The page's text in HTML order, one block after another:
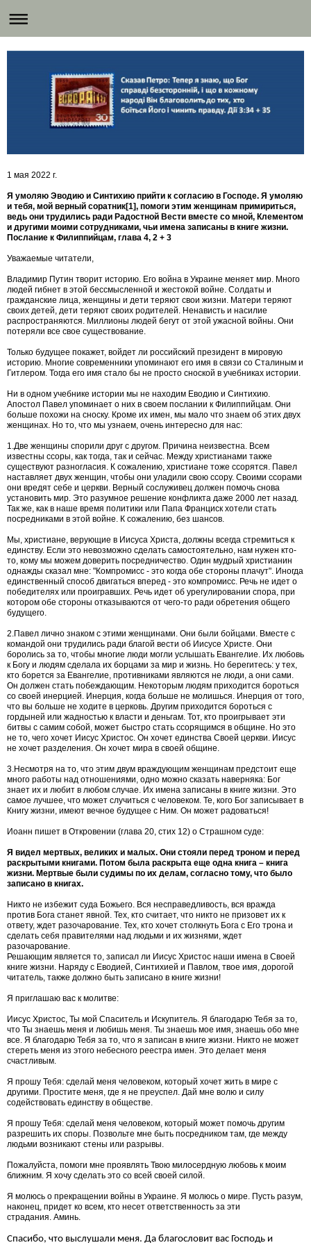
1 мая 2022 г.
Я умоляю Эводию и Синтихию прийти к согласию в Господе. Я умоляю
и тебя, мой верный соратник[1], помоги этим женщинам примириться,
ведь они трудились ради Радостной Вести вместе со мной, Клементом
и другими моими сотрудниками, чьи имена записаны в книге жизни.
Послание к Филиппийцам, глава 4, 2 + 3
Уважаемые читатели,
Владимир Путин творит историю. Его война в Украине меняет мир. Много
людей гибнет в этой бессмысленной и жестокой войне. Солдаты и
гражданские лица, женщины и дети теряют свои жизни. Матери теряют
своих детей, дети теряют своих родителей. Ненависть и насилие
распространяются. Миллионы людей бегут от этой ужасной войны. Они
потеряли все свое существование.
Только будущее покажет, войдет ли российский президент в мировую
историю. Многие современники упоминают его имя в связи со Сталиным и
Гитлером. Тогда его имя стало бы не просто сноской в учебниках истории.
Ни в одном учебнике истории мы не находим Еводию и Синтихию.
Апостол Павел упоминает о них в своем послании к Филиппийцам. Они
больше похожи на сноску. Кроме их имен, мы мало что знаем об этих двух
женщинах. Но то, что мы узнаем, очень интересно для нас:
1.Две женщины спорили друг с другом. Причина неизвестна. Всем
известны ссоры, как тогда, так и сейчас. Между христианами также
существуют разногласия. К сожалению, христиане тоже ссорятся. Павел
наставляет двух женщин, чтобы они уладили свою ссору. Своими ссорами
они вредят себе и церкви. Верный сослуживец должен помочь снова
установить мир. Это разумное решение конфликта даже 2000 лет назад.
Так же, как в наше время политики или Папа Франциск хотели стать
посредниками в этой войне. К сожалению, без шансов.
Мы, христиане, верующие в Иисуса Христа, должны всегда стремиться к
единству. Если это невозможно сделать самостоятельно, нам нужен кто-
то, кому мы можем доверить посредничество. Один мудрый христианин
однажды сказал мне: "Компромисс - это когда обе стороны плачут". Иногда
единственный способ двигаться вперед - это компромисс. Речь не идет о
победителях или проигравших. Речь идет об урегулировании спора, при
котором обе стороны отказываются от чего-то ради обретения общего
будущего.
2.Павел лично знаком с этими женщинами. Они были бойцами. Вместе с
командой они трудились ради благой вести об Иисусе Христе. Они
боролись за то, чтобы многие люди могли услышать Евангелие. Их любовь
к Богу и людям сделала их борцами за мир и жизнь. Но берегитесь: у тех,
кто борется за Евангелие, противниками являются не люди, а они сами.
Он должен стать побеждающим. Некоторым людям приходится бороться
со своей инерцией. Инерция, когда больше не молишься. Инерция от того,
что вы больше не ходите в церковь. Другим приходится бороться с
гордыней или жадностью к власти и деньгам. Тот, кто проигрывает эти
битвы с самим собой, может быстро стать ссорящимся в общине. Но это
не то, чего хочет Иисус Христос. Он хочет единства Своей церкви. Иисус
не хочет разделения. Он хочет мира в своей общине.
3.Несмотря на то, что этим двум враждующим женщинам предстоит еще
много работы над отношениями, одно можно сказать наверняка: Бог
знает их и любит в любом случае. Их имена записаны в книге жизни. Это
самое лучшее, что может случиться с человеком. Те, кого Бог записывает в
Книгу жизни, имеют вечное будущее с Ним. Он может радоваться!
Иоанн пишет в Откровении (глава 20, стих 12) о Страшном суде:
Я видел мертвых, великих и малых. Они стояли перед троном и перед
раскрытыми книгами. Потом была раскрыта еще одна книга – книга
жизни. Мертвые были судимы по их делам, согласно тому, что было
записано в книгах.
Никто не избежит суда Божьего. Вся несправедливость, вся вражда
против Бога станет явной. Тех, кто считает, что никто не призовет их к
ответу, ждет разочарование. Тех, кто хочет столкнуть Бога с Его трона и
сделать себя правителями над людьми и их жизнями, ждет
разочарование.
Решающим является то, записал ли Иисус Христос наши имена в Своей
книге жизни. Наряду с Еводией, Синтихией и Павлом, твое имя, дорогой
читатель, также должно быть записано в книге жизни!
Я приглашаю вас к молитве:
Иисус Христос, Ты мой Спаситель и Искупитель. Я благодарю Тебя за то,
что Ты знаешь меня и любишь меня. Ты знаешь мое имя, знаешь обо мне
все. Я благодарю Тебя за то, что я записан в книге жизни. Никто не может
стереть меня из этого небесного реестра имен. Это делает меня
счастливым.
Я прошу Тебя: сделай меня человеком, который хочет жить в мире с
другими. Простите меня, где я не преуспел. Дай мне волю и силу
содействовать единству в обществе.
Я прошу Тебя: сделай меня человеком, который может помочь другим
разрешить их споры. Позвольте мне быть посредником там, где между
людьми возникают стены или разрывы.
Пожалуйста, помоги мне проявлять Твою милосердную любовь к моим
ближним. Я хочу сделать это со всей своей силой.
Я молюсь о прекращении войны в Украине. Я молюсь о мире. Пусть разум,
наконец, придет ко всем, кто несет ответственность за эти
страдания. Аминь.
Спасибо, что выслушали меня. Да благословит вас Господь и